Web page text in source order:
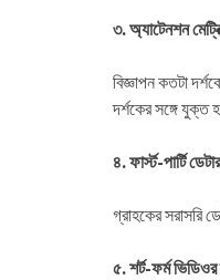
৩. অ্যাটেনশন
বিজ্ঞাপন কতটা
দর্শকের সঙ্গে যুক্ত
৪. ফার্স্ট-পার্টি
গ্রাহকের সরাসরি
৫. শর্ট-ফর্ম